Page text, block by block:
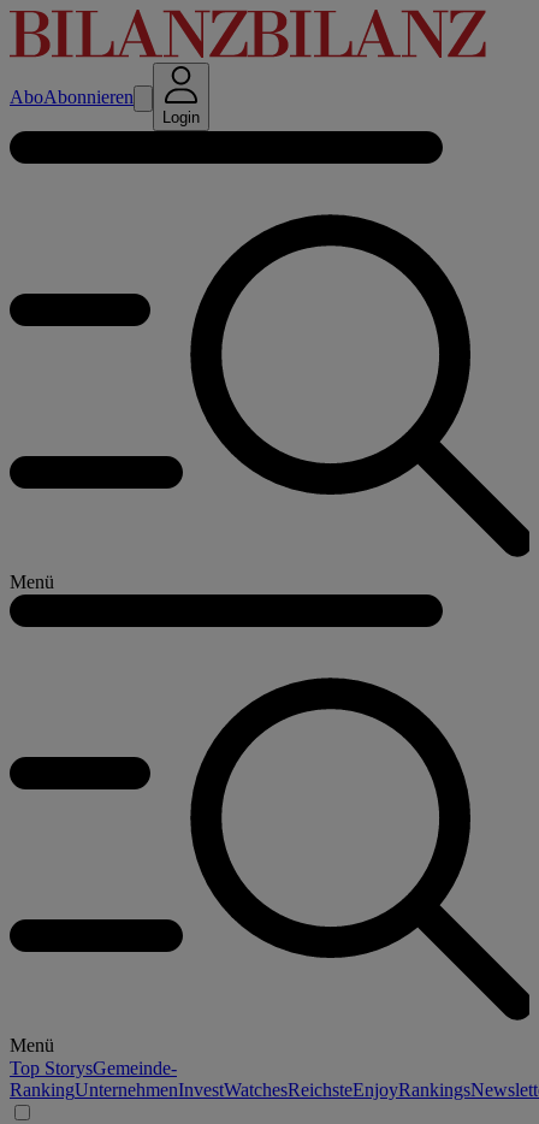
AboAbonnieren
Login
Menü
Menü
Top StorysGemeinde-
RankingUnternehmenInvestWatchesReichsteEnjoyRankings